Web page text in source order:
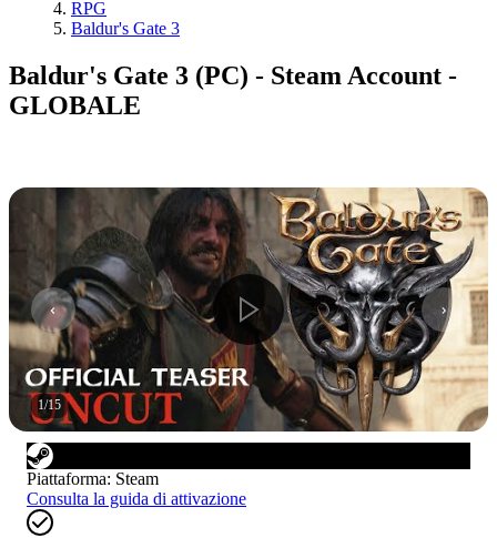
RPG
Baldur's Gate 3
Baldur's Gate 3 (PC) - Steam Account -
GLOBALE
1/15
Piattaforma: Steam
Consulta la guida di attivazione